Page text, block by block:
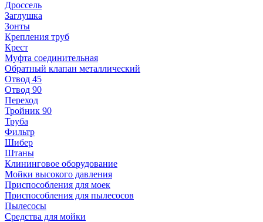
Дроссель
Заглушка
Зонты
Крепления труб
Крест
Муфта соединительная
Обратный клапан металлический
Отвод 45
Отвод 90
Переход
Тройник 90
Труба
Фильтр
Шибер
Штаны
Клининговое оборудование
Мойки высокого давления
Приспособления для моек
Приспособления для пылесосов
Пылесосы
Средства для мойки